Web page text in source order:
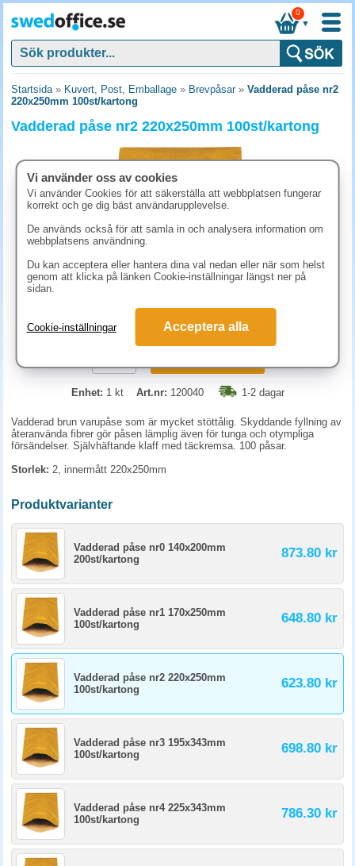
▼
0
Startsida» Kuvert, Post, Emballage » Brevpåsar» Vadderad påse nr2
220x250mm 100st/kartong
Vadderad påse nr2 220x250mm 100st/kartong
623.80 kr (inkl. moms)
Enhet: 1 kt Art.nr: 120040 1-2 dagar
Vadderad brun varupåse som är mycket stöttålig. Skyddande fyllning av
återanvända fibrer gör påsen lämplig även för tunga och otympliga
försändelser. Självhäftande klaff med täckremsa. 100 påsar.
Storlek: 2, innermått 220x250mm
Produktvarianter
Vadderad påse nr0 140x200mm
200st/kartong
873.80 kr
Vadderad påse nr1 170x250mm
100st/kartong
648.80 kr
Vadderad påse nr2 220x250mm
100st/kartong
623.80 kr
Vadderad påse nr3 195x343mm
100st/kartong
698.80 kr
Vadderad påse nr4 225x343mm
100st/kartong
786.30 kr
Vi använder oss av cookies
Vi använder Cookies för att säkerställa att webbplatsen fungerar
korrekt och ge dig bäst användarupplevelse.
De används också för att samla in och analysera information om
webbplatsens användning.
Du kan acceptera eller hantera dina val nedan eller när som helst
genom att klicka på länken Cookie-inställningar längst ner på
sidan.
Cookie-inställningar Acceptera alla